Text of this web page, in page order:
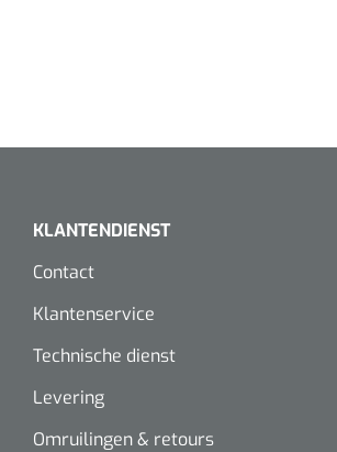
KLANTENDIENST
Contact
Klantenservice
Technische dienst
Levering
Omruilingen & retours